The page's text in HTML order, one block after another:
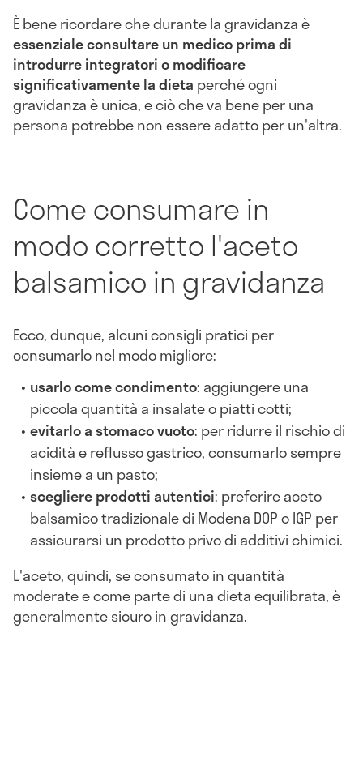
È bene ricordare che durante la gravidanza è
essenziale consultare un medico prima di
introdurre integratori o modificare
significativamente la dieta perché ogni
gravidanza è unica, e ciò che va bene per una
persona potrebbe non essere adatto per un'altra.
Come consumare in
modo corretto l'aceto
balsamico in gravidanza
Ecco, dunque, alcuni consigli pratici per
consumarlo nel modo migliore:
usarlo come condimento: aggiungere una
piccola quantità a insalate o piatti cotti;
evitarlo a stomaco vuoto: per ridurre il rischio di
acidità e reflusso gastrico, consumarlo sempre
insieme a un pasto;
scegliere prodotti autentici: preferire aceto
balsamico tradizionale di Modena DOP o IGP per
assicurarsi un prodotto privo di additivi chimici.
L'aceto, quindi, se consumato in quantità
moderate e come parte di una dieta equilibrata, è
generalmente sicuro in gravidanza.